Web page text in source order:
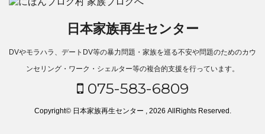
日本家族再生センター
DVやモラハラ、デートDV等の暴力問題・家族を巡る不安や問題のためのカウ
ンセリング・ワーク・シェルター等の複合的支援を行っています。
075-583-6809
Copyright© 日本家族再生センター , 2026 AllRights Reserved.